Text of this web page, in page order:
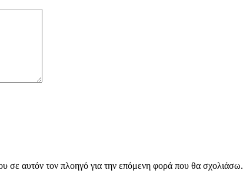
σε αυτόν τον πλοηγό για την επόμενη φορά που θα σχολιάσω.